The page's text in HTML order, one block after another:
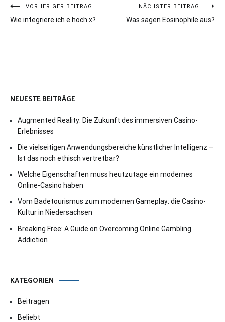
Beitragsnavigation
VORHERIGER BEITRAG
Wie integriere ich e hoch x?
NÄCHSTER BEITRAG
Was sagen Eosinophile aus?
NEUESTE BEITRÄGE
Augmented Reality: Die Zukunft des immersiven Casino-
Erlebnisses
Die vielseitigen Anwendungsbereiche künstlicher Intelligenz –
Ist das noch ethisch vertretbar?
Welche Eigenschaften muss heutzutage ein modernes
Online-Casino haben
Vom Badetourismus zum modernen Gameplay: die Casino-
Kultur in Niedersachsen
Breaking Free: A Guide on Overcoming Online Gambling
Addiction
KATEGORIEN
Beitragen
Beliebt